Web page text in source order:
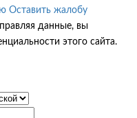
Оставить жалобу
данные, вы
этого сайта.